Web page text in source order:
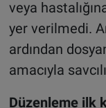
veya
yer verilmedi.
ardından
amacıyla
Düzenleme ilk